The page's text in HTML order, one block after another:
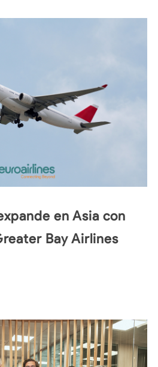
en Asia con
Bay Airlines